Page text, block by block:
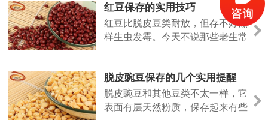
红豆保存的实用技巧
红豆比脱皮豆类耐放，但存不好照
样生虫发霉。今天不说那些老生常
脱皮豌豆保存的几个实用提醒
脱皮豌豆和其他豆类不太一样，它
表面有层天然粉质，保存起来有些